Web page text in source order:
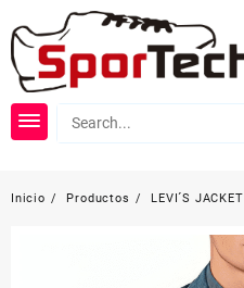
al
contenido
Inicio Productos LEVI´S